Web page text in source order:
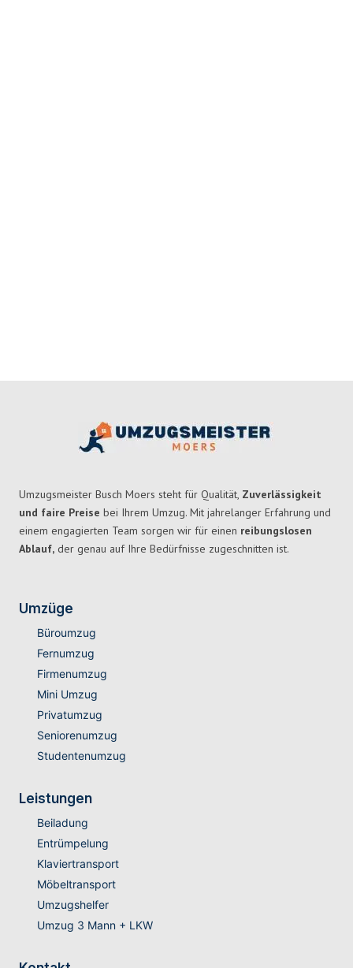
Umzugsmeister Busch Moers steht für Qualität, Zuverlässigkeit
und faire Preise bei Ihrem Umzug. Mit jahrelanger Erfahrung und
einem engagierten Team sorgen wir für einen reibungslosen
Ablauf, der genau auf Ihre Bedürfnisse zugeschnitten ist.
Umzüge
Büroumzug
Fernumzug
Firmenumzug
Mini Umzug
Privatumzug
Seniorenumzug
Studentenumzug
Leistungen
Beiladung
Entrümpelung
Klaviertransport
Möbeltransport
Umzugshelfer
Umzug 3 Mann + LKW